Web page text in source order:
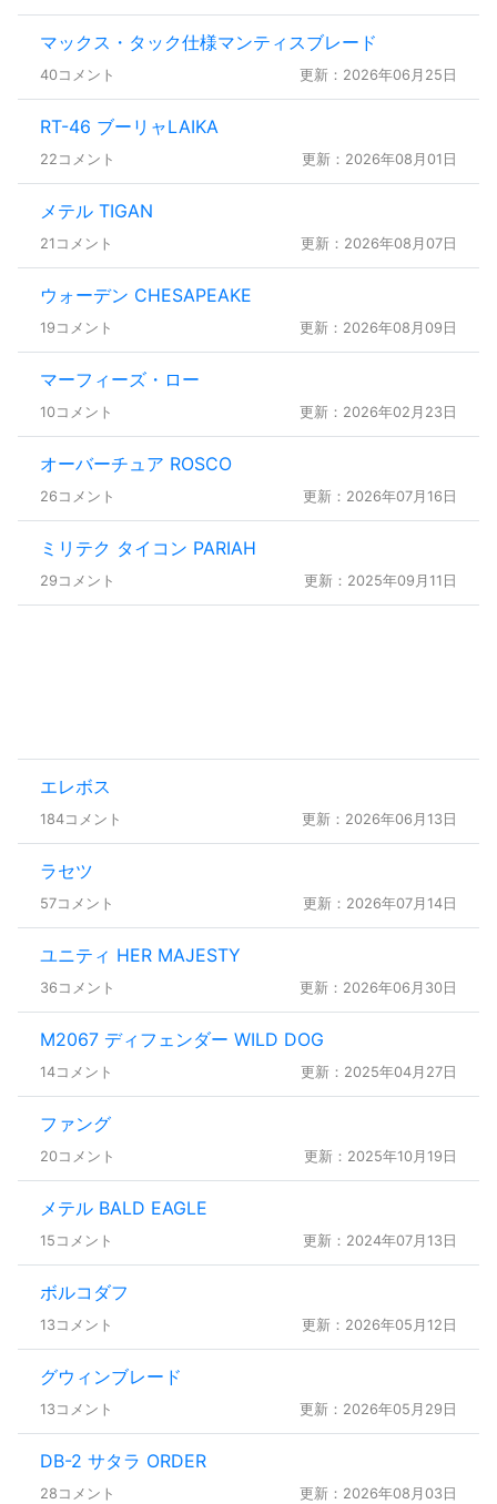
マックス・タック仕様マンティスブレード
40コメント 更新：2026年06月25日
RT-46 ブーリャLAIKA
22コメント 更新：2026年08月01日
メテル TIGAN
21コメント 更新：2026年08月07日
ウォーデン CHESAPEAKE
19コメント 更新：2026年08月09日
マーフィーズ・ロー
10コメント 更新：2026年02月23日
オーバーチュア ROSCO
26コメント 更新：2026年07月16日
ミリテク タイコン PARIAH
29コメント 更新：2025年09月11日
エレボス
184コメント 更新：2026年06月13日
ラセツ
57コメント 更新：2026年07月14日
ユニティ HER MAJESTY
36コメント 更新：2026年06月30日
M2067 ディフェンダー WILD DOG
14コメント 更新：2025年04月27日
ファング
20コメント 更新：2025年10月19日
メテル BALD EAGLE
15コメント 更新：2024年07月13日
ボルコダフ
13コメント 更新：2026年05月12日
グウィンブレード
13コメント 更新：2026年05月29日
DB-2 サタラ ORDER
28コメント 更新：2026年08月03日